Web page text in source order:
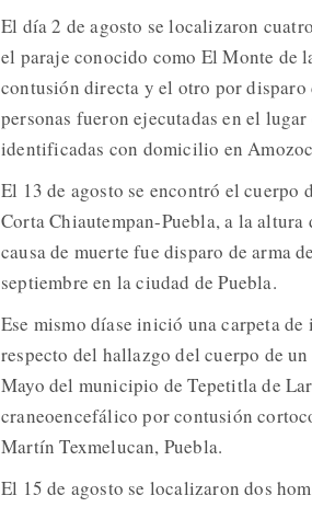
El día 2 de agosto se localizaron
el paraje conocido como El Monte de
contusión directa y el otro por disparo
personas fueron ejecutadas en el
identificadas con domicilio en
El 13 de agosto se encontró el cuerpo
Corta Chiautempan-Puebla, a la
causa de muerte fue disparo de arma
septiembre en la ciudad de Puebla.
Ese mismo díase inició una carpeta
respecto del hallazgo del cuerpo de
Mayo del municipio de Tepetitla de
craneoencefálico por contusión
Martín Texmelucan, Puebla.
El 15 de agosto se localizaron dos